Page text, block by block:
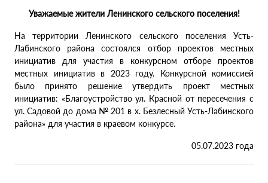
Уважаемые жители Ленинского сельского поселения!
На территории Ленинского сельского поселения Усть-
Лабинского района состоялся отбор проектов местных
инициатив для участия в конкурсном отборе проектов
местных инициатив в 2023 году. Конкурсной комиссией
было принято решение утвердить проект местных
инициатив: «Благоустройство ул. Красной от пересечения с
ул. Садовой до дома № 201 в х. Безлесный Усть-Лабинского
района» для участия в краевом конкурсе.
05.07.2023 года